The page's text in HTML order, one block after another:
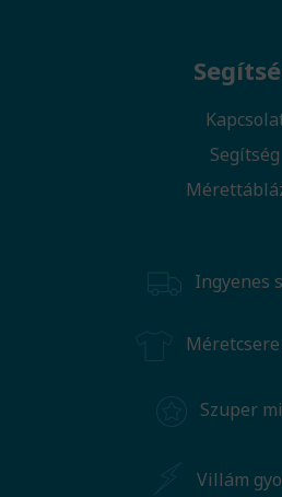
Segítség
Ingyenes
Szuper
Villám